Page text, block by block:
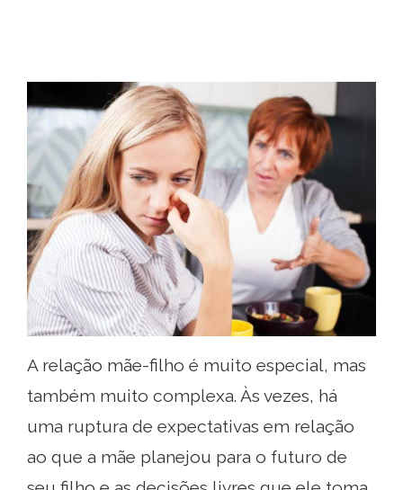
A relação mãe-filho é muito especial, mas
também muito complexa. Às vezes, há
uma ruptura de expectativas em relação
ao que a mãe planejou para o futuro de